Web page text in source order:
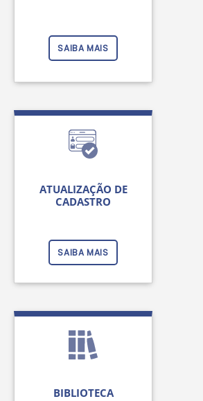
SAIBA MAIS
ATUALIZAÇÃO DE
CADASTRO
SAIBA MAIS
BIBLIOTECA